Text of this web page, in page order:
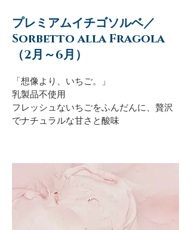
プレミアムイチゴソルベ／
Sorbetto alla Fragola
（2月～6月）
「想像より、いちご。」
乳製品不使用
フレッシュないちごをふんだんに、贅沢
でナチュラルな甘さと酸味